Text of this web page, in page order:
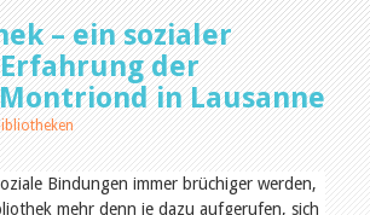
– ein sozialer
der
in Lausanne
Bindungen immer brüchiger werden,
mehr denn je dazu aufgerufen, sich